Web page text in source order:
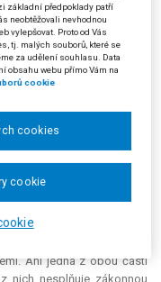
o navržené otázce nelze
referendu by totiž mohlo
§ 7 zákona o místním
dvou částí města
je v rozporu s právními
obce. Současně stanoví
po oddělení splňovat. Co
dvěma samostatnými
jednotkou vytvářenou
Ani jedna z obou částí
nich nesplňuje zákonnou
základní předpoklady patří
neobtěžovali nevhodnou
vylepšovat. Proto od Vás
tj. malých souborů, které se
za udělení souhlasu. Data
obsahu webu přímo Vám na
cookie
cookies
cookie